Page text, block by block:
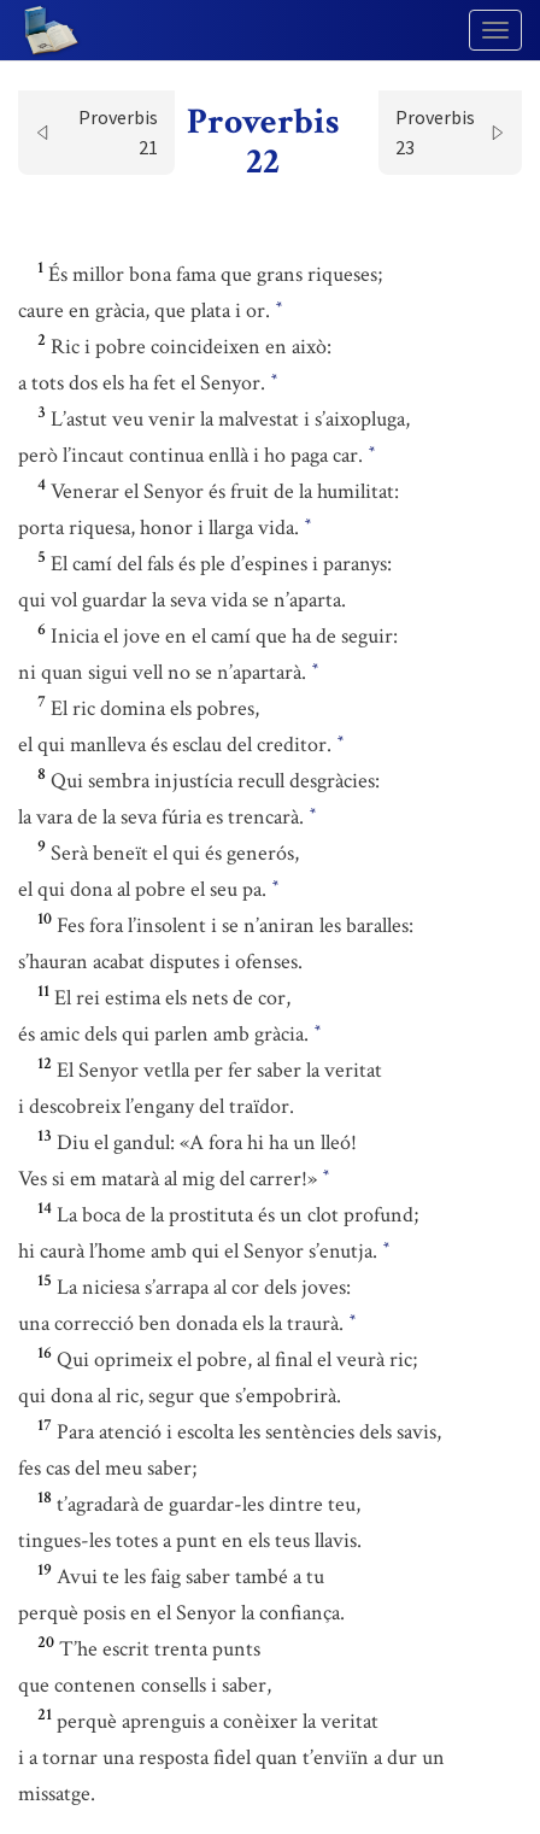
Proverbis
21
Proverbis
22
Proverbis
23
1 És millor bona fama que grans riqueses;
caure en gràcia, que plata i or. *
2 Ric i pobre coincideixen en això:
a tots dos els ha fet el Senyor. *
3 L’astut veu venir la malvestat i s’aixopluga,
però l’incaut continua enllà i ho paga car. *
4 Venerar el Senyor és fruit de la humilitat:
porta riquesa, honor i llarga vida. *
5 El camí del fals és ple d’espines i paranys:
qui vol guardar la seva vida se n’aparta.
6 Inicia el jove en el camí que ha de seguir:
ni quan sigui vell no se n’apartarà. *
7 El ric domina els pobres,
el qui manlleva és esclau del creditor. *
8 Qui sembra injustícia recull desgràcies:
la vara de la seva fúria es trencarà. *
9 Serà beneït el qui és generós,
el qui dona al pobre el seu pa. *
10 Fes fora l’insolent i se n’aniran les baralles:
s’hauran acabat disputes i ofenses.
11 El rei estima els nets de cor,
és amic dels qui parlen amb gràcia. *
12 El Senyor vetlla per fer saber la veritat
i descobreix l’engany del traïdor.
13 Diu el gandul: «A fora hi ha un lleó!
Ves si em matarà al mig del carrer!» *
14 La boca de la prostituta és un clot profund;
hi caurà l’home amb qui el Senyor s’enutja. *
15 La niciesa s’arrapa al cor dels joves:
una correcció ben donada els la traurà. *
16 Qui oprimeix el pobre, al final el veurà ric;
qui dona al ric, segur que s’empobrirà.
17 Para atenció i escolta les sentències dels savis,
fes cas del meu saber;
18 t’agradarà de guardar-les dintre teu,
tingues-les totes a punt en els teus llavis.
19 Avui te les faig saber també a tu
perquè posis en el Senyor la confiança.
20 T’he escrit trenta punts
que contenen consells i saber,
21 perquè aprenguis a conèixer la veritat
i a tornar una resposta fidel quan t’enviïn a dur un
missatge.